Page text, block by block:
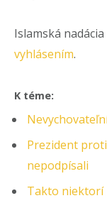
Islamská
vyhlásením.
K téme:
Prezident
nepodpísali
Takto niektorí